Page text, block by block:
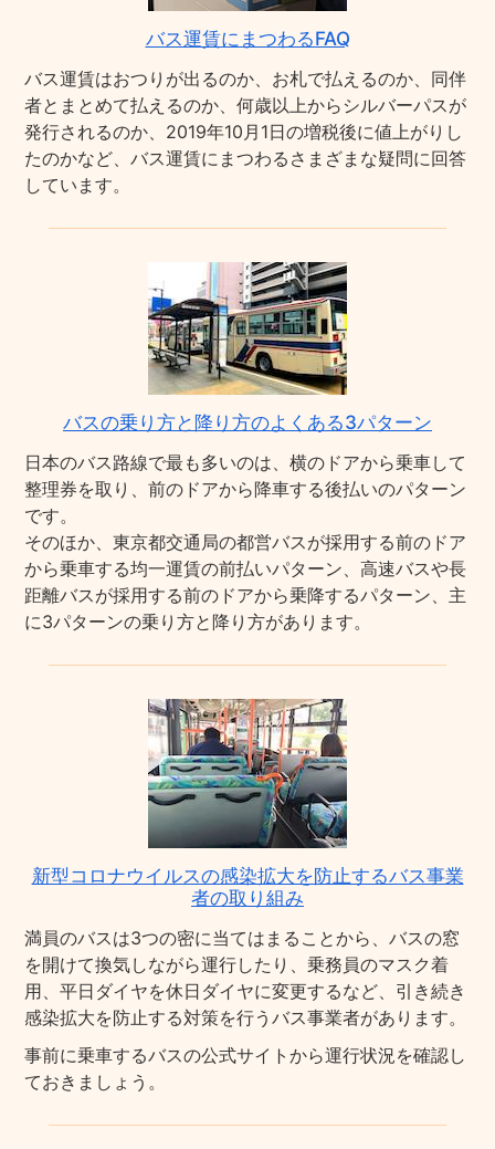
バス運賃にまつわるFAQ
バス運賃はおつりが出るのか、お札で払えるのか、同伴
者とまとめて払えるのか、何歳以上からシルバーパスが
発行されるのか、2019年10月1日の増税後に値上がりし
たのかなど、バス運賃にまつわるさまざまな疑問に回答
しています。
バスの乗り方と降り方のよくある3パターン
日本のバス路線で最も多いのは、横のドアから乗車して
整理券を取り、前のドアから降車する後払いのパターン
です。
そのほか、東京都交通局の都営バスが採用する前のドア
から乗車する均一運賃の前払いパターン、高速バスや長
距離バスが採用する前のドアから乗降するパターン、主
に3パターンの乗り方と降り方があります。
新型コロナウイルスの感染拡大を防止するバス事業
者の取り組み
満員のバスは3つの密に当てはまることから、バスの窓
を開けて換気しながら運行したり、乗務員のマスク着
用、平日ダイヤを休日ダイヤに変更するなど、引き続き
感染拡大を防止する対策を行うバス事業者があります。
事前に乗車するバスの公式サイトから運行状況を確認し
ておきましょう。